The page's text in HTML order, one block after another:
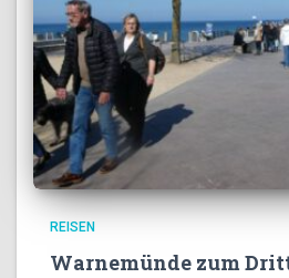
REISEN
Warnemünde zum